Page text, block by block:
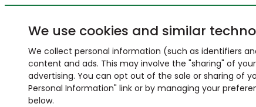
We use cookies and similar
We collect personal information (such as identifiers
content and ads. This may involve the "sharing" of
advertising. You can opt out of the sale or sharing of
Personal Information" link or by managing your
below.